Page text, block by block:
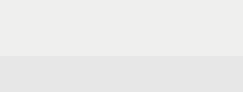
dient te worden aan de Gemeente